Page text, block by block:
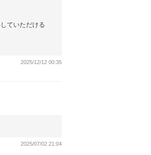
ていただける
2025/12/12 00:35
2025/07/02 21:04